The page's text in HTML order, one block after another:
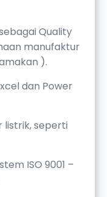
Quality
manufaktur
).
dan Power
listrik, seperti
ISO 9001 –